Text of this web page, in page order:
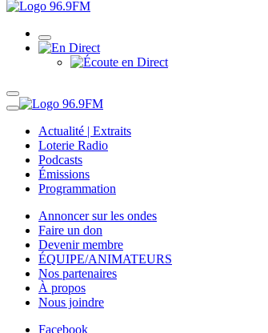
Actualité | Extraits
Loterie Radio
Podcasts
Émissions
Programmation
Annoncer sur les ondes
Faire un don
Devenir membre
ÉQUIPE/ANIMATEURS
Nos partenaires
À propos
Nous joindre
Facebook